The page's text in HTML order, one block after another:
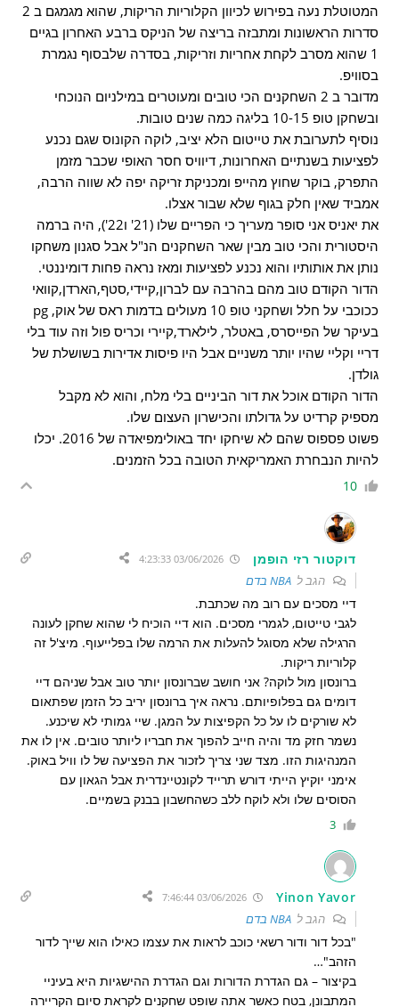
המטוטלת נעה בפירוש לכיוון הקלוריות הריקות, שהוא מגמגם ב 2
סדרות הראשונות ומתבזה בריצה של הניקס ברבע האחרון בגיים
1 שהוא מסרב לקחת אחריות וזריקות, בסדרה שלבסוף נגמרת
בסוויפ.
מדובר ב 2 השחקנים הכי טובים ומעוטרים במילניום הנוכחי
ובשחקן טופ 10-15 בליגה כמה שנים טובות.
נוסיף לתערובת את טייטום הלא יציב, לוקה הקונוס שגם נכנע
לפציעות בשנתיים האחרונות, דיוויס חסר האופי שכבר מזמן
התפרק, בוקר שחוץ מהייפ ומכניקת זריקה יפה לא שווה הרבה,
אמביד שאין חלק בגוף שלא שבור אצלו.
את יאניס אני סופר מעריך כי הפריים שלו (21' ו22'), היה ברמה
היסטורית והכי טוב מבין שאר השחקנים הנ"ל אבל סגנון משחקו
נותן את אותותיו והוא נכנע לפציעות ומאז נראה פחות דומיננטי.
הדור הקודם טוב מהם בהרבה עם לברון,קיידי,סטף,הארדן,קוואי
ככוכבי על חלל ושחקני טופ 10 מעולים בדמות ראס של אוק, pg
בעיקר של הפייסרס, באטלר, לילארד,קיירי וכריס פול וזה עוד בלי
דריי וקליי שהיו יותר משניים אבל היו פיסות אדירות בשושלת של
גולדן.
הדור הקודם אוכל את דור הביניים בלי מלח, והוא לא מקבל
מספיק קרדיט על גדולתו והכישרון העצום שלו.
פשוט פספוס שהם לא שיחקו יחד באולימפיאדה של 2016. יכלו
להיות הנבחרת האמריקאית הטובה בכל הזמנים.
10
דוקטור רזי הופמן
הגב לNBA בדם
דיי מסכים עם רוב מה שכתבת.
לגבי טייטום, לגמרי מסכים. הוא דיי הוכיח לי שהוא שחקן לעונה
הרגילה שלא מסוגל להעלות את הרמה שלו בפלייעוף. מיצ'ל זה
קלוריות ריקות.
ברונסון מול לוקה? אני חושב שברונסון יותר טוב אבל שניהם דיי
דומים גם בפלופיותם. נראה איך ברונסון יריב כל הזמן שפתאום
לא שורקים לו על כל הקפיצות על המגן. שיי גמותי לא שיכנע.
נשמר חזק מד והיה חייב להפוך את חבריו ליותר טובים. אין לו את
המנהיגות הזו. מצד שני צריך לזכור את הפציעה של לו וויל באוק.
אימני יוקיץ הייתי דורש תרייד לקונטיינדרית אבל הגאון עם
הסוסים שלו ולא לוקח ללב כשהחשבון בבנק בשמיים.
3
Yinon Yavor
03/06/2026 7:46:44
הגב לNBA בדם
"בכל דור ודור רשאי כוכב לראות את עצמו כאילו הוא שייך לדור
הזהב"…
בקיצור – גם הגדרת הדורות וגם הגדרת ההישגיות היא בעיניי
המתבונן, בטח כאשר אתה שופט שחקנים לקראת סיום הקריירה